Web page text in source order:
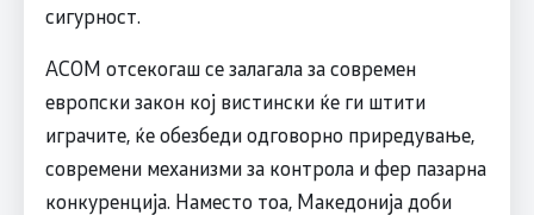
сигурност.
АСОМ отсекогаш се залагала за современ
европски закон кој вистински ќе ги штити
играчите, ќе обезбеди одговорно приредување,
современи механизми за контрола и фер пазарна
конкуренција. Наместо тоа, Македонија доби